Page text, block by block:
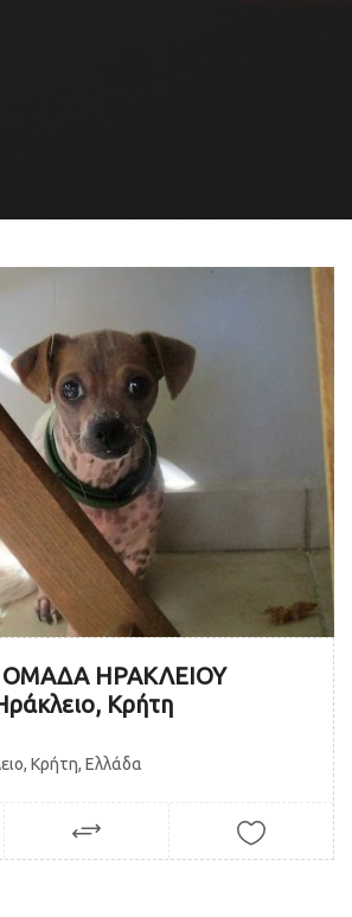
ΟΜΑΔΑ ΗΡΑΚΛΕΙΟΥ
Κρήτη
Κρήτη, Ελλάδα